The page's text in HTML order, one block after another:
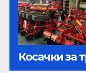
Косачки за